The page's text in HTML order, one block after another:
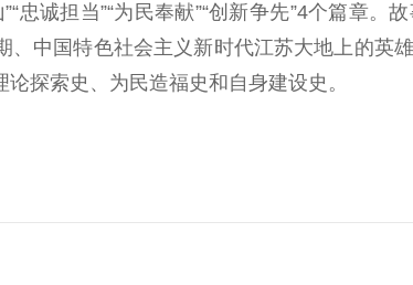
忠诚担当”“为民奉献”“创新争先”4个篇章
、中国特色社会主义新时代江苏大地上的英
探索史、为民造福史和自身建设史。